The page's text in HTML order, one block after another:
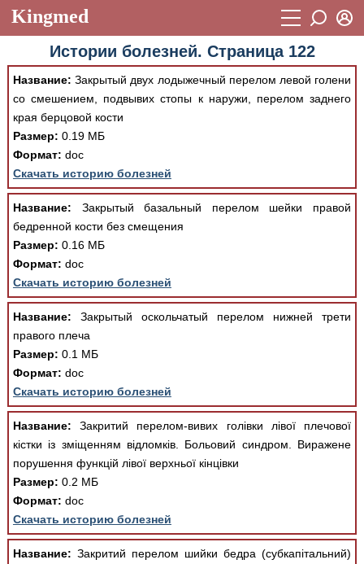
Kingmed
Учебный материал
Видеогалерея 899
Фотогалерея (1906)
Истории болезней
Лекции и презентации 2474
Аккредитационные тесты (6)
Методические рекомендации
Научно-популярное
Статьи
Новости (244)
Медицинская стандартизация
Нормативы экстренной и неотложной помощи
Нормы лабораторных и инструментальных
исследований
Обратная связь
Добавить материал
FAQ
Логин (E-mail):
Пароль
Восстановить пароль
Регистрация
Вход
Истории болезней. Страница 122
Название: Закрытый двух лодыжечный перелом левой голени
со смешением, подвывих стопы к наружи, перелом заднего
края берцовой кости
Размер: 0.19 МБ
Формат: doc
Скачать историю болезней
Название: Закрытый базальный перелом шейки правой
бедренной кости без смещения
Размер: 0.16 МБ
Формат: doc
Скачать историю болезней
Название: Закрытый оскольчатый перелом нижней трети
правого плеча
Размер: 0.1 МБ
Формат: doc
Скачать историю болезней
Название: Закритий перелом-вивих голівки лівої плечової
кістки із зміщенням відломків. Больовий синдром. Виражене
порушення функцій лівої верхньої кінцівки
Размер: 0.2 МБ
Формат: doc
Скачать историю болезней
Название: Закритий перелом шийки бедра (субкапітальний)